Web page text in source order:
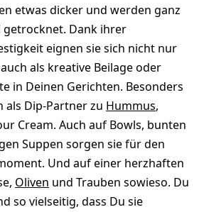
etwas dicker und werden ganz
getrocknet. Dank ihrer
eignen sie sich nicht nur
als kreative Beilage oder
in Deinen Gerichten. Besonders
als Dip-Partner zu Hummus,
Cream. Auch auf Bowls, bunten
Suppen sorgen sie für den
Und auf einer herzhaften
Oliven und Trauben sowieso. Du
so vielseitig, dass Du sie